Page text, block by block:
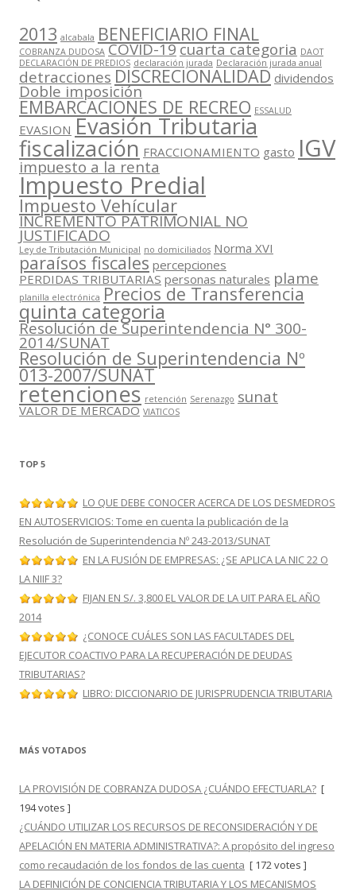
2013 alcabala BENEFICIARIO FINAL
COBRANZA DUDOSA COVID-19cuarta categoria DAOT
DECLARACIÓN DE PREDIOS declaración jurada Declaración jurada anual
detracciones DISCRECIONALIDAD dividendos
Doble imposición
EMBARCACIONES DE RECREO ESSALUD
EVASION Evasión Tributaria
fiscalización FRACCIONAMIENTO gasto IGV
impuesto a la renta
Impuesto Predial
Impuesto Vehícular
INCREMENTO PATRIMONIAL NO
JUSTIFICADO
Ley de Tributación Municipal no domiciliados Norma XVI
paraísos fiscales percepciones
PERDIDAS TRIBUTARIAS personas naturales plame
planilla electrónica Precios de Transferencia
quinta categoria
Resolución de Superintendencia N° 300-
2014/SUNAT
Resolución de Superintendencia Nº
013-2007/SUNAT
retenciones retención Serenazgo sunat
VALOR DE MERCADO VIATICOS
TOP 5
LO QUE DEBE CONOCER ACERCA DE LOS DESMEDROS
EN AUTOSERVICIOS: Tome en cuenta la publicación de la
Resolución de Superintendencia Nº 243-2013/SUNAT
EN LA FUSIÓN DE EMPRESAS: ¿SE APLICA LA NIC 22 O
LA NIIF 3?
FIJAN EN S/. 3,800 EL VALOR DE LA UIT PARA EL AÑO
2014
¿CONOCE CUÁLES SON LAS FACULTADES DEL
EJECUTOR COACTIVO PARA LA RECUPERACIÓN DE DEUDAS
TRIBUTARIAS?
LIBRO: DICCIONARIO DE JURISPRUDENCIA TRIBUTARIA
MÁS VOTADOS
LA PROVISIÓN DE COBRANZA DUDOSA ¿CUÁNDO EFECTUARLA? [
194 votes ]
¿CUÁNDO UTILIZAR LOS RECURSOS DE RECONSIDERACIÓN Y DE
APELACIÓN EN MATERIA ADMINISTRATIVA?: A propósito del ingreso
como recaudación de los fondos de las cuenta [ 172 votes ]
LA DEFINICIÓN DE CONCIENCIA TRIBUTARIA Y LOS MECANISMOS